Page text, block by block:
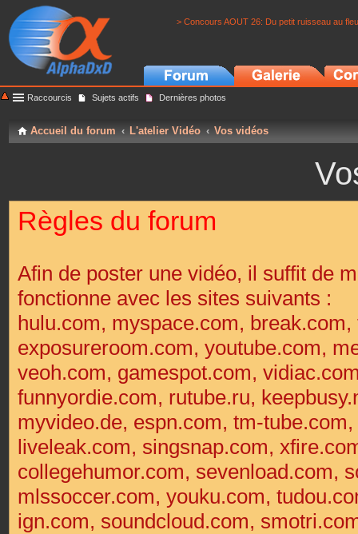
> Concours AOUT 26: Du petit ruisseau au
Raccourcis Sujets actifs Dernières photos
Accueil du forum L'atelier Vidéo Vos vidéos
Règles du forum
Afin de poster une vidéo, il suffit de
fonctionne avec les sites suivants :
hulu.com, myspace.com,
exposureroom.com, youtube.com,
veoh.com, gamespot.com,
funnyordie.com, rutube.ru,
myvideo.de, espn.com, tm-
liveleak.com, singsnap.com,
collegehumor.com, sevenload.com,
mlssoccer.com, youku.com,
ign.com, soundcloud.com,